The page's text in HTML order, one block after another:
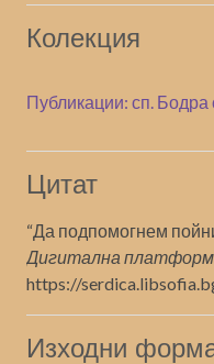
Колекция
Публикации: сп. Бодра
Цитат
“Да подпомогнем
Дигитална
https://
Изходни